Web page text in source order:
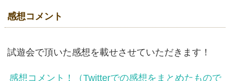
感想コメント
試遊会で頂いた感想を載せさせていただきます！
感想コメント！（Twitterでの感想をまとめたもので